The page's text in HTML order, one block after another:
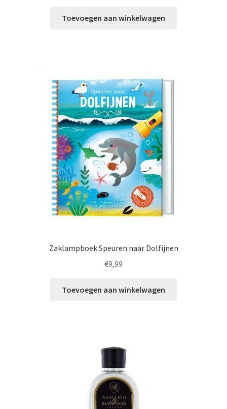
Toevoegen aan winkelwagen
Zaklampboek Speuren naar Dolfijnen
€9,99
Toevoegen aan winkelwagen